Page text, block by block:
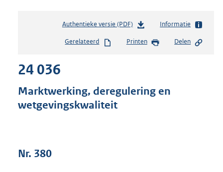
Authentieke versie (PDF)b
s
s
Informatie
Gerelateerd Printen Delen
24 036
Marktwerking, deregulering en
wetgevingskwaliteit
Nr. 380